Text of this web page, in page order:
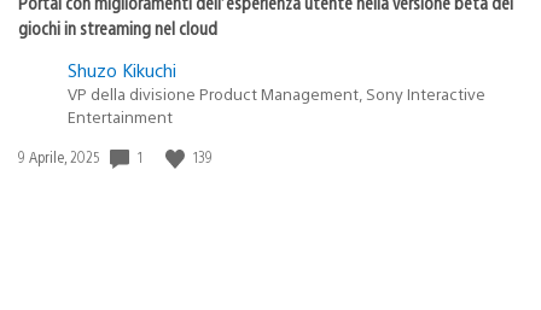
giochi in streaming nel cloud
Shuzo Kikuchi
VP della divisione Product Management, Sony Interactive
Entertainment
Data
9 Aprile, 2025 1 139